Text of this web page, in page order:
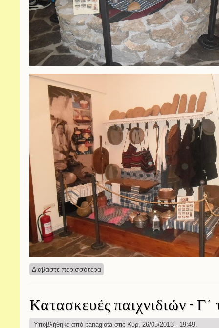
Διαβάστε περισσότερα
Κατασκευές παιχνιδιών - Γ΄
Υποβλήθηκε από panagiota στις Κυρ, 26/05/2013 - 19:49.